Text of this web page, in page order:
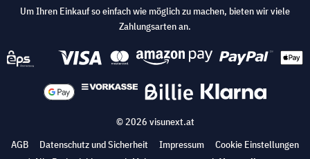
Um Ihren Einkauf so einfach wie möglich zu machen, bieten wir viele
Zahlungsarten an.
© 2026 visunext.at
AGB
Datenschutz und Sicherheit Impressum
Cookie Einstellungen